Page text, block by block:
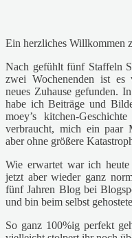
Ein herzliches Willkommen
Nach gefühlt fünf Staffeln
zwei Wochenenden ist es
neues Zuhause gefunden.
habe ich Beiträge und
moey’s kitchen-
verbraucht, mich ein paar
aber ohne größere
Wie erwartet war ich
jetzt aber wieder ganz
fünf Jahren Blog bei
und bin beim selbst
So ganz 100%ig perfekt